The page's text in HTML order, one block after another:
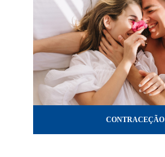
CONTRACEÇÃO